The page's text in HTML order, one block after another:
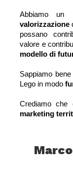
valorizzazione
possano
modello di
Sappiamo
Lego in modo
marketing